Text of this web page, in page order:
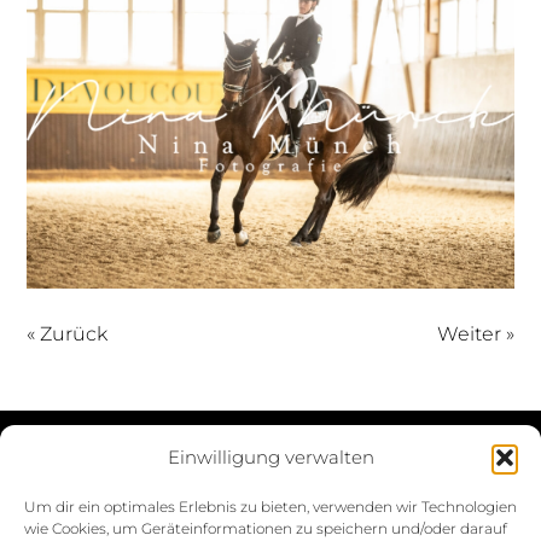
Einwilligung verwalten
Um dir ein optimales Erlebnis zu bieten, verwenden wir Technologien
wie Cookies, um Geräteinformationen zu speichern und/oder darauf
« Zurück Weiter »